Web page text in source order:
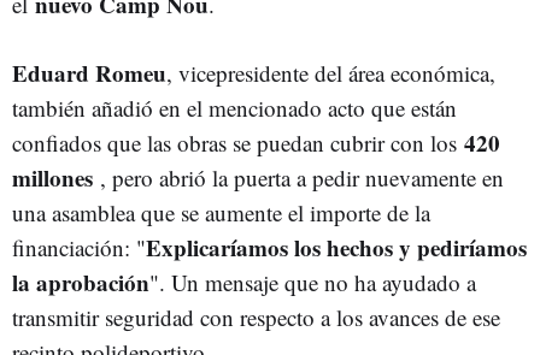
Eduard Romeu, vicepresidente del área económica,
también añadió en el mencionado acto que están
confiados que las obras se puedan cubrir con los 420
millones , pero abrió la puerta a pedir nuevamente en
una asamblea que se aumente el importe de la
financiación: "Explicaríamos los hechos y pediríamos
la aprobación". Un mensaje que no ha ayudado a
transmitir seguridad con respecto a los avances de ese